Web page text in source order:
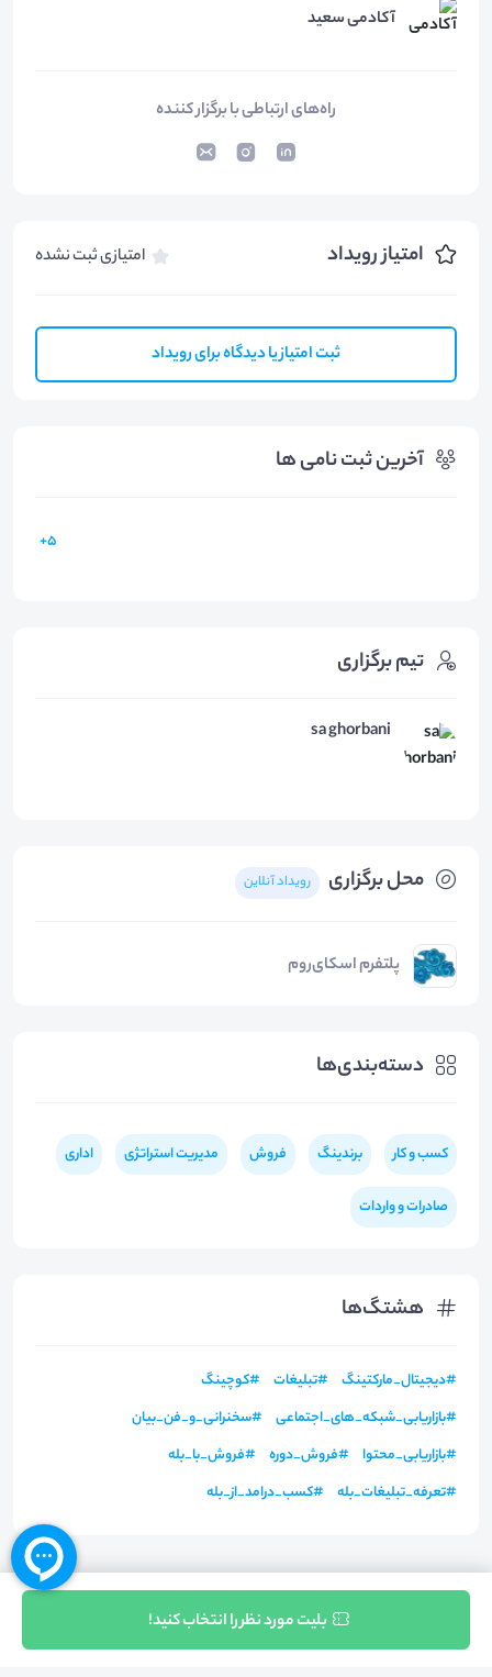
آکادمی سعید
راه‌های ارتباطی با برگزار کننده
امتیاز رویداد امتیازی ثبت نشده
ثبت امتیاز یا دیدگاه برای رویداد
آخرین ثبت نامی ها
5+
محل برگزاری رویداد آنلاین
پلتفرم اسکای‌روم
دسته‌بندی‌ها
کسب و کار برندینگ فروش مدیریت استراتژی اداری
صادرات و واردات
هشتگ‌ها
#دیجیتال_مارکتینگ #تبلیغات #کوچینگ
#بازاریابی_شبکه_های_اجتماعی #سخنرانی_و_فن_بیان
#بازاریابی_محتوا #فروش_دوره #فروش_با_بله
#تعرفه_تبلیغات_بله #کسب_درامد_از_بله
تیم برگزاری
sa ghorbani
بلیت مورد نظر را انتخاب کنید!